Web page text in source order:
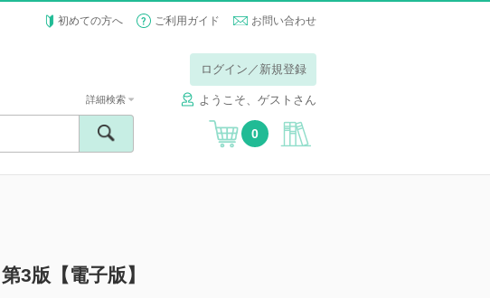
初めての方へ ご利用ガイド お問い合わせ
ログイン／新規登録
ようこそ、ゲストさん
詳細検索
0
3版【電子版】